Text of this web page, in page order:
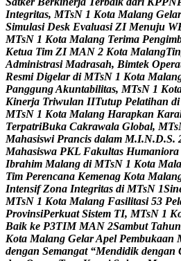
Integritas, MTsN 1 Kota Malang Gelar
Simulasi Desk Evaluasi ZI Menuju W
MTsN 1 Kota Malang Terima Pengim
Ketua Tim ZI MAN 2 Kota MalangTin
Administrasi Madrasah, Bimtek Opera
Resmi Digelar di MTsN 1 Kota Malan
PanggungAkuntabilitas, MTsN 1 Kot
Kinerja Triwulan IITutup Pelatihan di
MTsN 1 Kota Malang Harapkan Kara
TerpatriBuka Cakrawala Global, MTs
Mahasiswi Prancis dalam M.I.N.D.S.
Mahasiswa PKL Fakultas Humaniora
Ibrahim Malang di MTsN 1 Kota Mala
Tim Perencana Kemenag Kota Malan
Intensif Zona Integritas di MTsN 1Sin
MTsN 1 Kota Malang Fasilitasi 53 Pel
ProvinsiPerkuat Sistem TI, MTsN 1 K
Baik ke P3TIM MAN 2Sambut Tahun
Kota Malang GelarApel Pembukaan
dengan Semangat “Mendidik dengan